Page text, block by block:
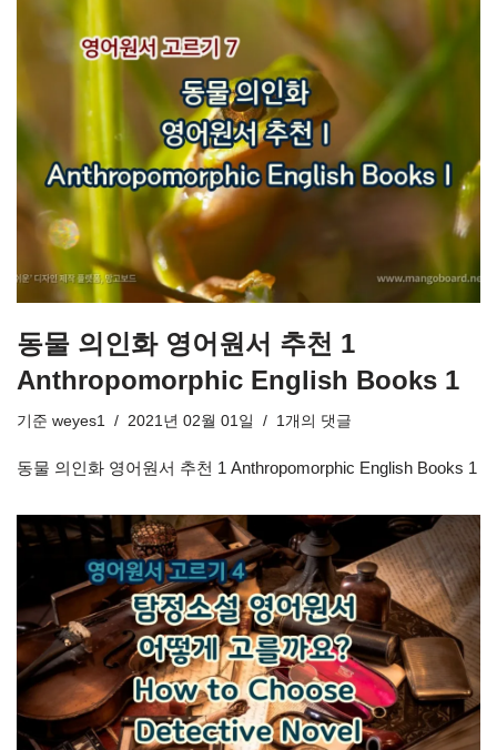
동물 의인화 영어원서 추천 1
Anthropomorphic English Books 1
기준 weyes1 2021년 02월 01일 1개의 댓글
동물 의인화 영어원서 추천 1 Anthropomorphic English Books 1